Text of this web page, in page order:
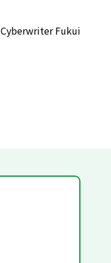
Cyberwriter Fukui